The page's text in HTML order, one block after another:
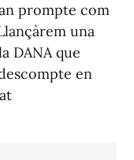
prompte com
una
DANA que
en